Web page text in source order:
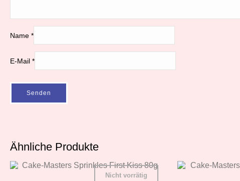
Name *
E-Mail *
Ähnliche Produkte
Nicht vorrätig